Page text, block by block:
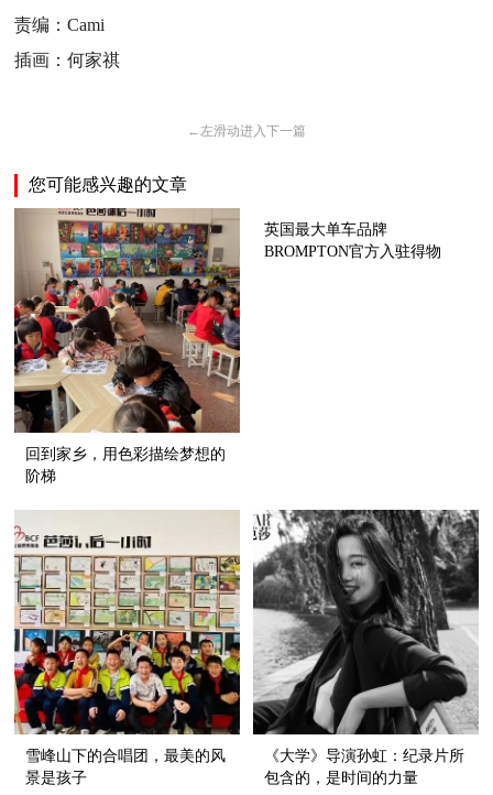
责编：Cami
插画：何家祺
← 左滑动进入下一篇
您可能感兴趣的文章
回到家乡，用色彩描绘梦想的
阶梯
英国最大单车品牌
BROMPTON官方入驻得物
雪峰山下的合唱团，最美的风
景是孩子
《大学》导演孙虹：纪录片所
包含的，是时间的力量